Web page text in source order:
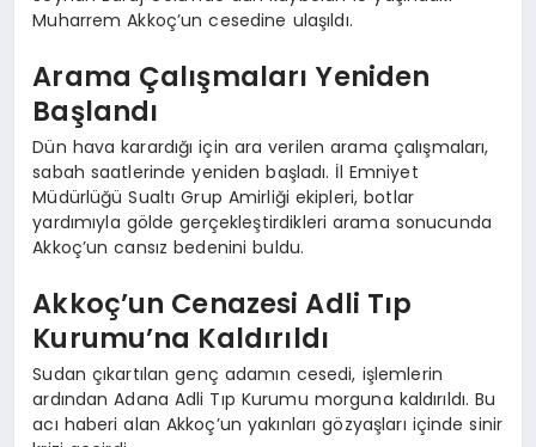
Muharrem Akkoç’un cesedine ulaşıldı.
Arama Çalışmaları Yeniden
Başlandı
Dün hava karardığı için ara verilen arama çalışmaları,
sabah saatlerinde yeniden başladı. İl Emniyet
Müdürlüğü Sualtı Grup Amirliği ekipleri, botlar
yardımıyla gölde gerçekleştirdikleri arama sonucunda
Akkoç’un cansız bedenini buldu.
Akkoç’un Cenazesi Adli Tıp
Kurumu’na Kaldırıldı
Sudan çıkartılan genç adamın cesedi, işlemlerin
ardından Adana Adli Tıp Kurumu morguna kaldırıldı. Bu
acı haberi alan Akkoç’un yakınları gözyaşları içinde sinir